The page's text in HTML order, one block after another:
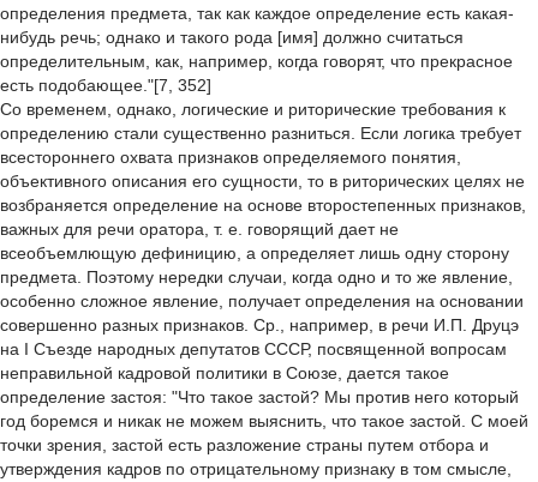
определения предмета, так как каждое определение есть какая-
нибудь речь; однако и такого рода [имя] должно считаться
определительным, как, например, когда говорят, что прекрасное
есть подобающее."[7, 352]
Со временем, однако, логические и риторические требования к
определению стали существенно разниться. Если логика требует
всестороннего охвата признаков определяемого понятия,
объективного описания его сущности, то в риторических целях не
возбраняется определение на основе второстепенных признаков,
важных для речи оратора, т. е. говорящий дает не
всеобъемлющую дефиницию, а определяет лишь одну сторону
предмета. Поэтому нередки случаи, когда одно и то же явление,
особенно сложное явление, получает определения на основании
совершенно разных признаков. Ср., например, в речи И.П. Друцэ
на I Съезде народных депутатов СССР, посвященной вопросам
неправильной кадровой политики в Союзе, дается такое
определение застоя: "Что такое застой? Мы против него который
год боремся и никак не можем выяснить, что такое застой. С моей
точки зрения, застой есть разложение страны путем отбора и
утверждения кадров по отрицательному признаку в том смысле,